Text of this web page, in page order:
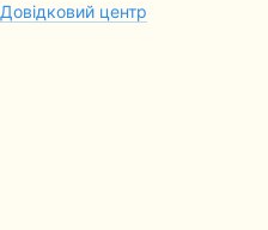
Довідковий центр